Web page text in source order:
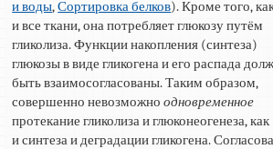
и воды,Сортировка белков). Кроме того,
и все ткани, она потребляет глюкозу путём
гликолиза. Функции накопления (синтеза)
глюкозы в виде гликогена и его распада
быть взаимосогласованы. Таким образом,
совершенно невозможноодновременное
протекание гликолиза и глюконеогенеза, как
и синтеза и деградации гликогена.